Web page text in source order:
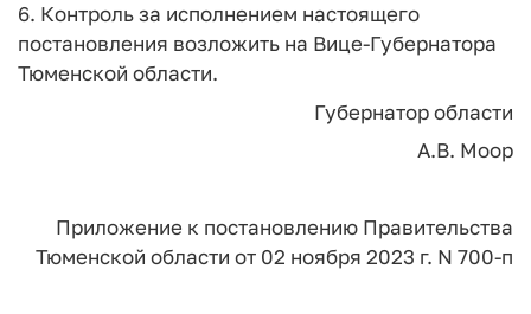
6. Контроль за исполнением настоящего
постановления возложить на Вице-Губернатора
Тюменской области.
Губернатор области
А.В. Моор
Приложение к постановлению Правительства
Тюменской области от 02 ноября 2023 г. N 700-п